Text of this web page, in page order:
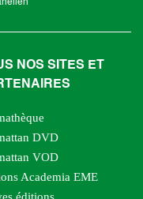
NOS SITES ET
DVD
VOD
Academia EME